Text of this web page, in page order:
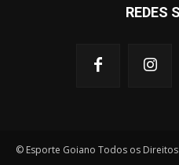
REDES
© Esporte Goiano Todos os Direitos